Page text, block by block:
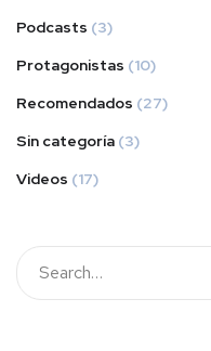
Podcasts (3)
Protagonistas (10)
Recomendados (27)
Sin categoría (3)
Videos (17)